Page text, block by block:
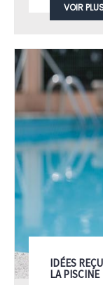
VOIR
IDÉES
LA PISCINE